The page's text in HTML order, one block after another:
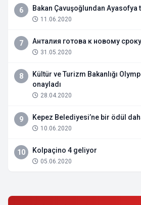
6 Bakan Çavuşoğlundan Ayasofya
11.06.2020
7 Анталия готова к новому сроку
31.05.2020
8
Kültür ve Turizm Bakanlığı
onayladı
28.04.2020
9 Kepez Belediyesi’ne bir ödül
10.06.2020
10 Kolpaçino 4 geliyor
05.06.2020